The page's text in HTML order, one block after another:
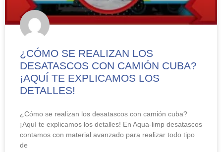
¿CÓMO SE REALIZAN LOS
DESATASCOS CON CAMIÓN CUBA?
¡AQUÍ TE EXPLICAMOS LOS
DETALLES!
¿Cómo se realizan los desatascos con camión cuba?
¡Aquí te explicamos los detalles! En Aqua-limp desatascos
contamos con material avanzado para realizar todo tipo
de